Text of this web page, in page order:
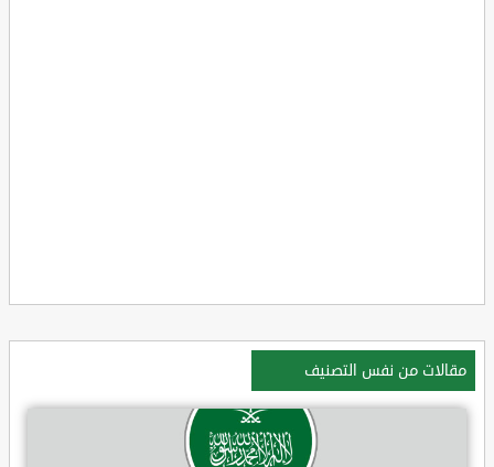
مقالات من نفس التصنيف